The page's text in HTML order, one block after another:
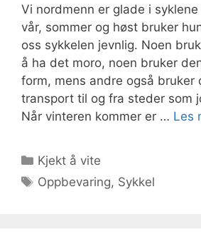
Vi nordmenn er glade i
vår, sommer og høst bruker
oss sykkelen jevnlig. Noen
å ha det moro, noen bruker
form, mens andre også bruker
transport til og fra steder som
Når vinteren kommer er … Les
Kategorier
Kjekt å vite
Stikkord
Oppbevaring, Sykkel